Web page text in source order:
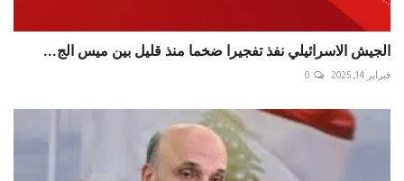
الجيش الاسرائيلي نفذ تفجيرا ضخما منذ قليل بين ميس الج...
فبراير 14, 2025 0